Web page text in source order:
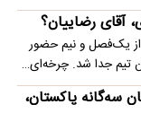
آقای رضاییان؟
یک‌فصل و نیم حضور
تیم جدا شد. چرخه‌ای…
سه‌گانه پاکستان،